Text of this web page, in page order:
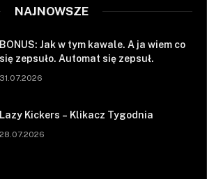
NAJNOWSZE
BONUS: Jak w tym kawale. A ja wiem co
się zepsuło. Automat się zepsuł.
31.07.2026
Lazy Kickers – Klikacz Tygodnia
28.07.2026